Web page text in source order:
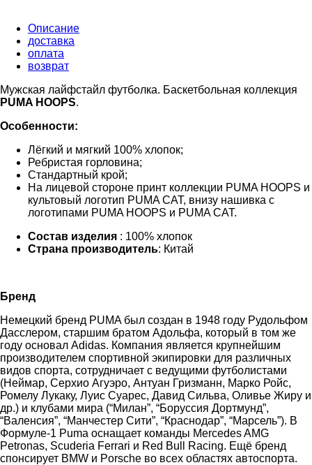
Описание
доставка
оплата
возврат
Мужская лайфстайл футболка. Баскетбольная коллекция
PUMA HOOPS.
Особенности:
Лёгкий и мягкий 100% хлопок;
Ребристая горловина;
Стандартный крой;
На лицевой стороне принт коллекции PUMA HOOPS и
культовый логотип PUMA CAT, внизу нашивка с
логотипами PUMA HOOPS и PUMA CAT.
Состав изделия : 100% хлопок
Страна производитель: Китай
Бренд
Немецкий бренд PUMA был создан в 1948 году Рудольфом
Дасслером, старшим братом Адольфа, который в том же
году основал Adidas. Компания является крупнейшим
производителем спортивной экипировки для различных
видов спорта, сотрудничает с ведущими футболистами
(Неймар, Серхио Агуэро, Антуан Гризманн, Марко Ройс,
Ромелу Лукаку, Луис Суарес, Давид Сильва, Оливье Жиру и
др.) и клубами мира (“Милан”, “Боруссия Дортмунд”,
“Валенсия”, “Манчестер Сити”, “Краснодар”, “Марсель”). В
Формуле-1 Puma оснащает команды Mercedes AMG
Petronas, Scuderia Ferrari и Red Bull Racing. Ещё бренд
спонсирует BMW и Porsche во всех областях автоспорта.